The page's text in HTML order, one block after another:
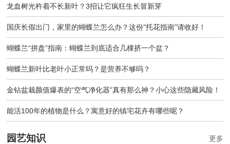
龙血树光杵着不长新叶？3招让它疯狂生长冒新芽
国庆长假出门，家里的蝴蝶兰怎么办？这份"托花指南"请收好！
蝴蝶兰“拼盘”指南：蝴蝶兰到底适合几棵挤一个盆？
蝴蝶兰新叶比老叶小正常吗？是营养不够吗？
金钻盆栽颜值爆表的“空气净化器”真有那么神？小心这些隐藏风险！
能活100年的植物是什么？寓意好的镇宅花卉有哪些呢？
园艺知识 更多